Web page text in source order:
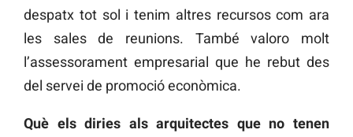
despatx tot sol i tenim altres recursos com ara
les sales de reunions. També valoro molt
l’assessorament empresarial que he rebut des
del servei de promoció econòmica.
Què els diries als arquitectes que no tenen